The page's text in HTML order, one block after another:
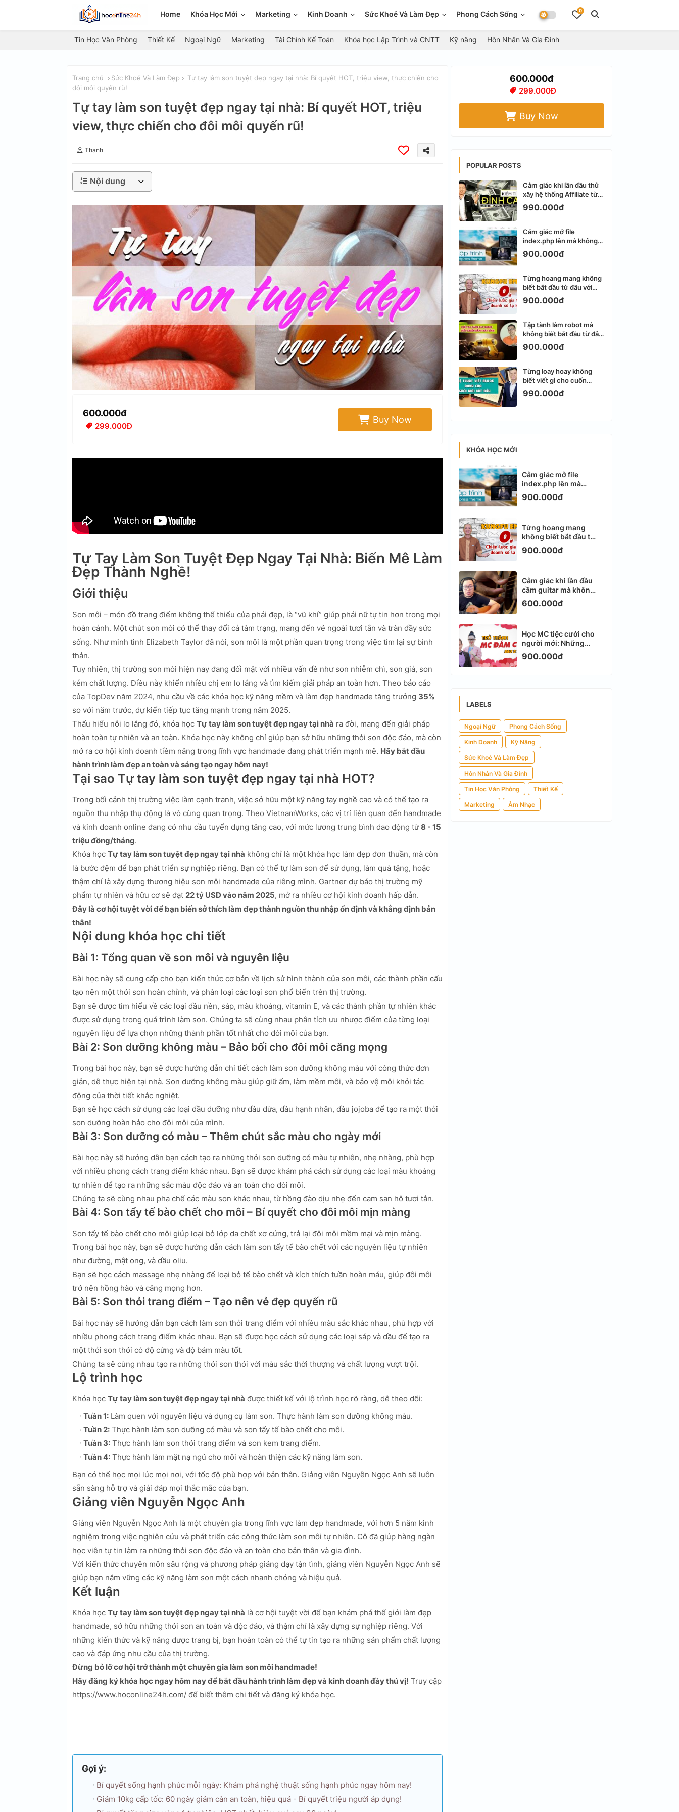
Home Khóa Học Mới Marketing Kinh Doanh Sức Khoẻ Và Làm Đẹp Phong Cách Sống 0
Tin Học Văn Phòng Thiết Kế Ngoại Ngữ Marketing Tài Chính Kế Toán Khóa học Lập Trình và CNTT Kỹ năng Hôn Nhân Và Gia Đình
Trang chủ Sức Khoẻ Và Làm Đẹp
Tự tay làm son tuyệt đẹp ngay tại nhà: Bí quyết HOT, triệu view, thực chiến cho
đôi môi quyến rũ!
Tự tay làm son tuyệt đẹp ngay tại nhà: Bí quyết HOT, triệu
view, thực chiến cho đôi môi quyến rũ!
Thanh
Nội dung
600.000đ
299.000Đ
Buy Now
Tự Tay Làm Son Tuyệt Đẹp Ngay Tại Nhà: Biến Mê Làm
Đẹp Thành Nghề!
Giới thiệu
Son môi – món đồ trang điểm không thể thiếu của phái đẹp, là “vũ khí” giúp phái nữ tự tin hơn trong mọi
hoàn cảnh. Một chút son môi có thể thay đổi cả tâm trạng, mang đến vẻ ngoài tươi tắn và tràn đầy sức
sống. Như minh tinh Elizabeth Taylor đã nói, son môi là một phần quan trọng trong việc tìm lại sự bình
thản.
Tuy nhiên, thị trường son môi hiện nay đang đối mặt với nhiều vấn đề như son nhiễm chì, son giả, son
kém chất lượng. Điều này khiến nhiều chị em lo lắng và tìm kiếm giải pháp an toàn hơn. Theo báo cáo
của TopDev năm 2024, nhu cầu về các khóa học kỹ năng mềm và làm đẹp handmade tăng trưởng 35%
so với năm trước, dự kiến tiếp tục tăng mạnh trong năm 2025.
Thấu hiểu nỗi lo lắng đó, khóa học Tự tay làm son tuyệt đẹp ngay tại nhà ra đời, mang đến giải pháp
hoàn toàn tự nhiên và an toàn. Khóa học này không chỉ giúp bạn sở hữu những thỏi son độc đáo, mà còn
mở ra cơ hội kinh doanh tiềm năng trong lĩnh vực handmade đang phát triển mạnh mẽ. Hãy bắt đầu
hành trình làm đẹp an toàn và sáng tạo ngay hôm nay!
Tại sao Tự tay làm son tuyệt đẹp ngay tại nhà HOT?
Trong bối cảnh thị trường việc làm cạnh tranh, việc sở hữu một kỹ năng tay nghề cao và có thể tạo ra
nguồn thu nhập thụ động là vô cùng quan trọng. Theo VietnamWorks, các vị trí liên quan đến handmade
và kinh doanh online đang có nhu cầu tuyển dụng tăng cao, với mức lương trung bình dao động từ8 - 15
triệu đồng/tháng.
Khóa học Tự tay làm son tuyệt đẹp ngay tại nhà không chỉ là một khóa học làm đẹp đơn thuần, mà còn
là bước đệm để bạn phát triển sự nghiệp riêng. Bạn có thể tự làm son để sử dụng, làm quà tặng, hoặc
thậm chí là xây dựng thương hiệu son môi handmade của riêng mình. Gartner dự báo thị trường mỹ
phẩm tự nhiên và hữu cơ sẽ đạt 22 tỷ USD vào năm 2025, mở ra nhiều cơ hội kinh doanh hấp dẫn.
Đây là cơ hội tuyệt vời để bạn biến sở thích làm đẹp thành nguồn thu nhập ổn định và khẳng định bản
thân!
Nội dung khóa học chi tiết
Bài 1: Tổng quan về son môi và nguyên liệu
Bài học này sẽ cung cấp cho bạn kiến thức cơ bản về lịch sử hình thành của son môi, các thành phần cấu
tạo nên một thỏi son hoàn chỉnh, và phân loại các loại son phổ biến trên thị trường.
Bạn sẽ được tìm hiểu về các loại dầu nền, sáp, màu khoáng, vitamin E, và các thành phần tự nhiên khác
được sử dụng trong quá trình làm son. Chúng ta sẽ cùng nhau phân tích ưu nhược điểm của từng loại
nguyên liệu để lựa chọn những thành phần tốt nhất cho đôi môi của bạn.
Bài 2: Son dưỡng không màu – Bảo bối cho đôi môi căng mọng
Trong bài học này, bạn sẽ được hướng dẫn chi tiết cách làm son dưỡng không màu với công thức đơn
giản, dễ thực hiện tại nhà. Son dưỡng không màu giúp giữ ẩm, làm mềm môi, và bảo vệ môi khỏi tác
động của thời tiết khắc nghiệt.
Bạn sẽ học cách sử dụng các loại dầu dưỡng như dầu dừa, dầu hạnh nhân, dầu jojoba để tạo ra một thỏi
son dưỡng hoàn hảo cho đôi môi của mình.
Bài 3: Son dưỡng có màu – Thêm chút sắc màu cho ngày mới
Bài học này sẽ hướng dẫn bạn cách tạo ra những thỏi son dưỡng có màu tự nhiên, nhẹ nhàng, phù hợp
với nhiều phong cách trang điểm khác nhau. Bạn sẽ được khám phá cách sử dụng các loại màu khoáng
tự nhiên để tạo ra những sắc màu độc đáo và an toàn cho đôi môi.
Chúng ta sẽ cùng nhau pha chế các màu son khác nhau, từ hồng đào dịu nhẹ đến cam san hô tươi tắn.
Bài 4: Son tẩy tế bào chết cho môi – Bí quyết cho đôi môi mịn màng
Son tẩy tế bào chết cho môi giúp loại bỏ lớp da chết xơ cứng, trả lại đôi môi mềm mại và mịn màng.
Trong bài học này, bạn sẽ được hướng dẫn cách làm son tẩy tế bào chết với các nguyên liệu tự nhiên
như đường, mật ong, và dầu oliu.
Bạn sẽ học cách massage nhẹ nhàng để loại bỏ tế bào chết và kích thích tuần hoàn máu, giúp đôi môi
trở nên hồng hào và căng mọng hơn.
Bài 5: Son thỏi trang điểm – Tạo nên vẻ đẹp quyến rũ
Bài học này sẽ hướng dẫn bạn cách làm son thỏi trang điểm với nhiều màu sắc khác nhau, phù hợp với
nhiều phong cách trang điểm khác nhau. Bạn sẽ được học cách sử dụng các loại sáp và dầu để tạo ra
một thỏi son thỏi có độ cứng và độ bám màu tốt.
Chúng ta sẽ cùng nhau tạo ra những thỏi son thỏi với màu sắc thời thượng và chất lượng vượt trội.
Lộ trình học
Khóa học Tự tay làm son tuyệt đẹp ngay tại nhà được thiết kế với lộ trình học rõ ràng, dễ theo dõi:
Tuần 1: Làm quen với nguyên liệu và dụng cụ làm son. Thực hành làm son dưỡng không màu.
Tuần 2: Thực hành làm son dưỡng có màu và son tẩy tế bào chết cho môi.
Tuần 3: Thực hành làm son thỏi trang điểm và son kem trang điểm.
Tuần 4: Thực hành làm mặt nạ ngủ cho môi và hoàn thiện các kỹ năng làm son.
Bạn có thể học mọi lúc mọi nơi, với tốc độ phù hợp với bản thân. Giảng viên Nguyễn Ngọc Anh sẽ luôn
sẵn sàng hỗ trợ và giải đáp mọi thắc mắc của bạn.
Giảng viên Nguyễn Ngọc Anh
Giảng viên Nguyễn Ngọc Anh là một chuyên gia trong lĩnh vực làm đẹp handmade, với hơn 5 năm kinh
nghiệm trong việc nghiên cứu và phát triển các công thức làm son môi tự nhiên. Cô đã giúp hàng ngàn
học viên tự tin làm ra những thỏi son độc đáo và an toàn cho bản thân và gia đình.
Với kiến thức chuyên môn sâu rộng và phương pháp giảng dạy tận tình, giảng viên Nguyễn Ngọc Anh sẽ
giúp bạn nắm vững các kỹ năng làm son một cách nhanh chóng và hiệu quả.
Kết luận
Khóa học Tự tay làm son tuyệt đẹp ngay tại nhà là cơ hội tuyệt vời để bạn khám phá thế giới làm đẹp
handmade, sở hữu những thỏi son an toàn và độc đáo, và thậm chí là xây dựng sự nghiệp riêng. Với
những kiến thức và kỹ năng được trang bị, bạn hoàn toàn có thể tự tin tạo ra những sản phẩm chất lượng
cao và đáp ứng nhu cầu của thị trường.
Đừng bỏ lỡ cơ hội trở thành một chuyên gia làm son môi handmade!
Hãy đăng ký khóa học ngay hôm nay để bắt đầu hành trình làm đẹp và kinh doanh đầy thú vị! Truy cập
https://www.hoconline24h.com/ để biết thêm chi tiết và đăng ký khóa học.
Gợi ý:
Bí quyết sống hạnh phúc mỗi ngày: Khám phá nghệ thuật sống hạnh phúc ngay hôm nay!
Giảm 10kg cấp tốc: 60 ngày giảm cân an toàn, hiệu quả - Bí quyết triệu người áp dụng!
600.000đ
299.000Đ
Buy Now
POPULAR POSTS
Cảm giác khi lần đầu thử
xây hệ thống Affiliate từ
Facebook cá nhân
990.000đ
Cảm giác mở file
index.php lên mà không
biết viết gì tiếp theo
900.000đ
Từng hoang mang không
biết bắt đầu từ đâu với
Email Marketing
900.000đ
Tập tành làm robot mà
không biết bắt đầu từ đâu
thì dễ nản thật
900.000đ
Từng loay hoay không
biết viết gì cho cuốn
ebook đầu tiên
990.000đ
KHÓA HỌC MỚI
Cảm giác mở file
index.php lên mà
không biết viết gì tiếp
theo
900.000đ
Từng hoang mang
không biết bắt đầu từ
đâu với Email
Marketing
900.000đ
Cảm giác khi lần đầu
cầm guitar mà không
biết bắt đầu từ đâu
600.000đ
Học MC tiệc cưới cho
người mới: Những
ngày đầu thực sự khá
ngợp
900.000đ
LABELS
Ngoại Ngữ Phong Cách Sống
Kinh Doanh Kỹ Năng
Sức Khoẻ Và Làm Đẹp
Hôn Nhân Và Gia Đình
Tin Học Văn Phòng Thiết Kế
Marketing Âm Nhạc